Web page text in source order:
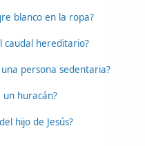
blanco en la ropa?
caudal hereditario?
persona sedentaria?
un huracán?
hijo de Jesús?